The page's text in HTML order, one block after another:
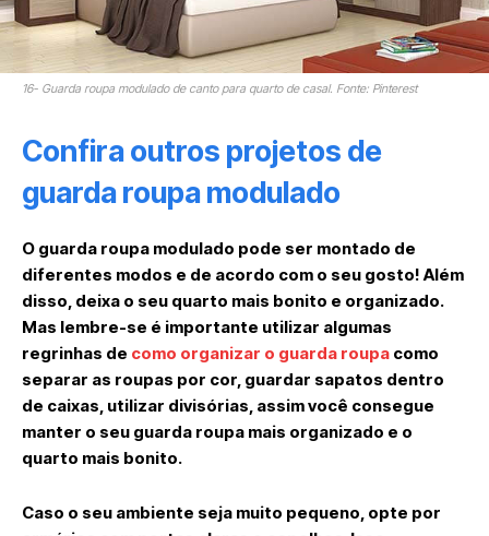
16- Guarda roupa modulado de canto para quarto de casal. Fonte: Pinterest
Confira outros projetos de
guarda roupa modulado
O guarda roupa modulado pode ser montado de
diferentes modos e de acordo com o seu gosto! Além
disso, deixa o seu quarto mais bonito e organizado.
Mas lembre-se é importante utilizar algumas
regrinhas de como organizar o guarda roupa como
separar as roupas por cor, guardar sapatos dentro
de caixas, utilizar divisórias, assim você consegue
manter o seu guarda roupa mais organizado e o
quarto mais bonito.
Caso o seu ambiente seja muito pequeno, opte por